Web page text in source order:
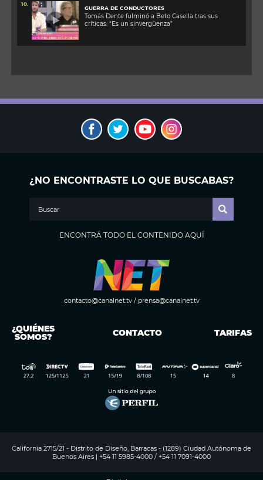
10.
GUERRA DE CONDUCTORES
Tomás Dente fulminó a Beto Casella tras sus
críticas: “Es un sinvergüenza”
¿NO ENCONTRASTE LO QUE BUSCABAS?
ENCONTRÁ TODO EL CONTENIDO AQUÍ
contacto@canalnet.tv/ prensa@canalnet.tv
¿QUIÉNES
SOMOS? CONTACTO TARIFAS
California 2715/21 - Distrito de Diseño, Barracas - (1289) Ciudad Autónoma de
Buenos Aires | +54 11 5985-4000 / +54 11 7091-4000